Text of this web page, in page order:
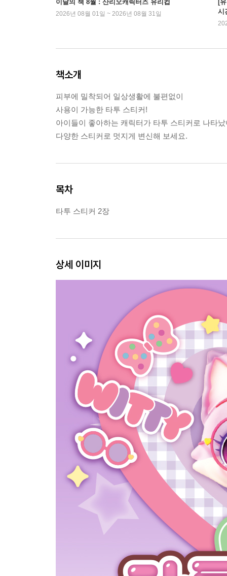
이달의 책 8월 : 산리오캐릭터즈 유리컵
2026년 08월 01일 ~ 2026년 08월 31일
[
시
책소개
피부에 밀착되어 일상생활에 불편없이
사용이 가능한 타투 스티커!
아이들이 좋아하는 캐릭터가 타투 스티커로 나타
다양한 스티커로 멋지게 변신해 보세요.
목차
타투 스티커 2장
상세 이미지